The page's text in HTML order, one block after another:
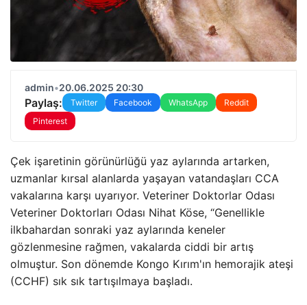
admin•20.06.2025 20:30
Paylaş: Twitter Facebook WhatsApp
Reddit
Pinterest
Çek işaretinin görünürlüğü yaz aylarında artarken,
uzmanlar kırsal alanlarda yaşayan vatandaşları CCA
vakalarına karşı uyarıyor. Veteriner Doktorlar Odası
Veteriner Doktorları Odası Nihat Köse, “Genellikle
ilkbahardan sonraki yaz aylarında keneler
gözlenmesine rağmen, vakalarda ciddi bir artış
olmuştur. Son dönemde Kongo Kırım'ın hemorajik ateşi
(CCHF) sık sık tartışılmaya başladı.